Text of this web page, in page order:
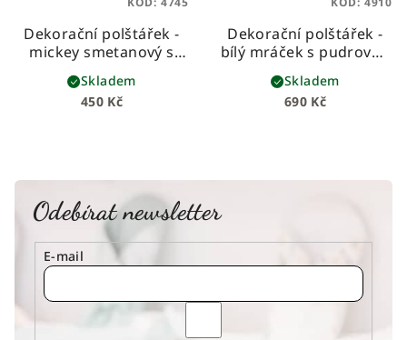
Dekorační polštářek -
mickey smetanový s
pudrovou mašlí
450 Kč
Skladem
Dekorační polštářek -
bílý mráček s pudrovou
mašličkou
690 Kč
Skladem
Odebírat newsletter
E-mail